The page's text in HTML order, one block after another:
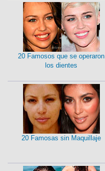
20 Famosos que se operaron
los dientes
20 Famosas sin Maquillaje